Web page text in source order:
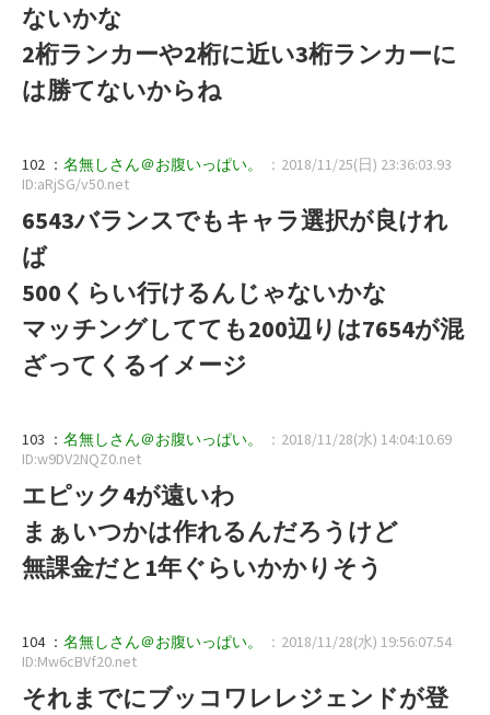
ないかな
2桁ランカーや2桁に近い3桁ランカーに
は勝てないからね
102 ： 名無しさん＠お腹いっぱい。
：2018/11/25(日) 23:36:03.93
ID:aRjSG/v50.net
6543バランスでもキャラ選択が良けれ
ば
500くらい行けるんじゃないかな
マッチングしてても200辺りは7654が混
ざってくるイメージ
103 ： 名無しさん＠お腹いっぱい。
：2018/11/28(水) 14:04:10.69
ID:w9DV2NQZ0.net
エピック4が遠いわ
まぁいつかは作れるんだろうけど
無課金だと1年ぐらいかかりそう
104 ： 名無しさん＠お腹いっぱい。
：2018/11/28(水) 19:56:07.54
ID:Mw6cBVf20.net
それまでにブッコワレレジェンドが登